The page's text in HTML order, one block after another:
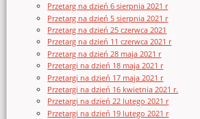
Przetarg na dzień 6 sierpnia 2021 r
Przetarg na dzień 5 sierpnia 2021 r
Przetarg na dzień 25 czerwca 2021
Przetarg na dzień 11 czerwca 2021 r
Przetarg na dzień 28 maja 2021 r
Przetargi na dzień 18 maja 2021 r
Przetargi na dzień 17 maja 2021 r
Przetargi na dzień 16 kwietnia 2021 r.
Przetargi na dzień 22 lutego 2021 r
Przetargi na dzień 19 lutego 2021 r